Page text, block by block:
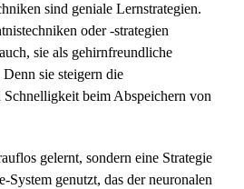
sind geniale Lernstrategien.
oder -strategien
sie als gehirnfreundliche
sie steigern die
beim Abspeichern von
gelernt, sondern eine Strategie
System genutzt, das der neuronalen